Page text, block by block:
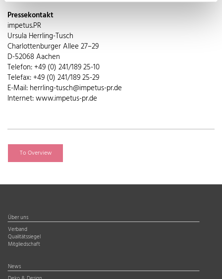
Pressekontakt
impetus.PR
Ursula Herrling-Tusch
Charlottenburger Allee 27–29
D-52068 Aachen
Telefon: +49 (0) 241/189 25-10
Telefax: +49 (0) 241/189 25-29
E-Mail: herrling-tusch@impetus-pr.de
Internet: www.impetus-pr.de
To Overview
Über uns
Verband
Qualitätssiegel
Mitgliedschaft
News